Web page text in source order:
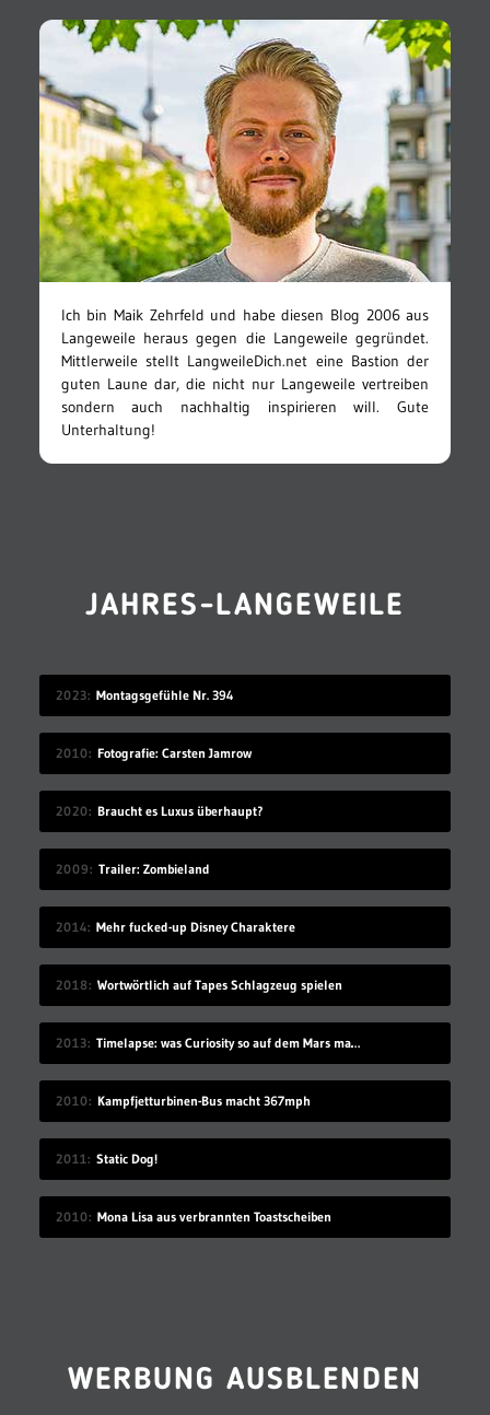
Ich bin Maik Zehrfeld und habe diesen Blog 2006 aus
Langeweile heraus gegen die Langeweile gegründet.
Mittlerweile stellt LangweileDich.net eine Bastion der
guten Laune dar, die nicht nur Langeweile vertreiben
sondern auch nachhaltig inspirieren will. Gute
Unterhaltung!
JAHRES-LANGEWEILE
2023 Montagsgefühle Nr. 394
2010 Fotografie: Carsten Jamrow
2020 Braucht es Luxus überhaupt?
2009 Trailer: Zombieland
2014 Mehr fucked-up Disney Charaktere
2018 Wortwörtlich auf Tapes Schlagzeug spielen
2013 Timelapse: was Curiosity so auf dem Mars macht
2010 Kampfjetturbinen-Bus macht 367mph
2011 Static Dog!
2010 Mona Lisa aus verbrannten Toastscheiben
WERBUNG AUSBLENDEN